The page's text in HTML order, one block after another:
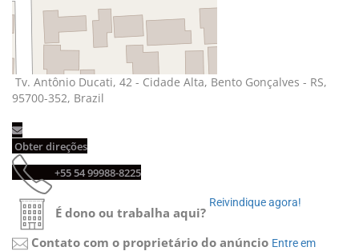
Tv. Antônio Ducati, 42 - Cidade Alta, Bento Gonçalves - RS,
95700-352, Brazil
Obter direções
+55 54 99988-8225
É dono ou trabalha aqui?
Reivindique agora!
Contato com o proprietário do anúncio Entre em